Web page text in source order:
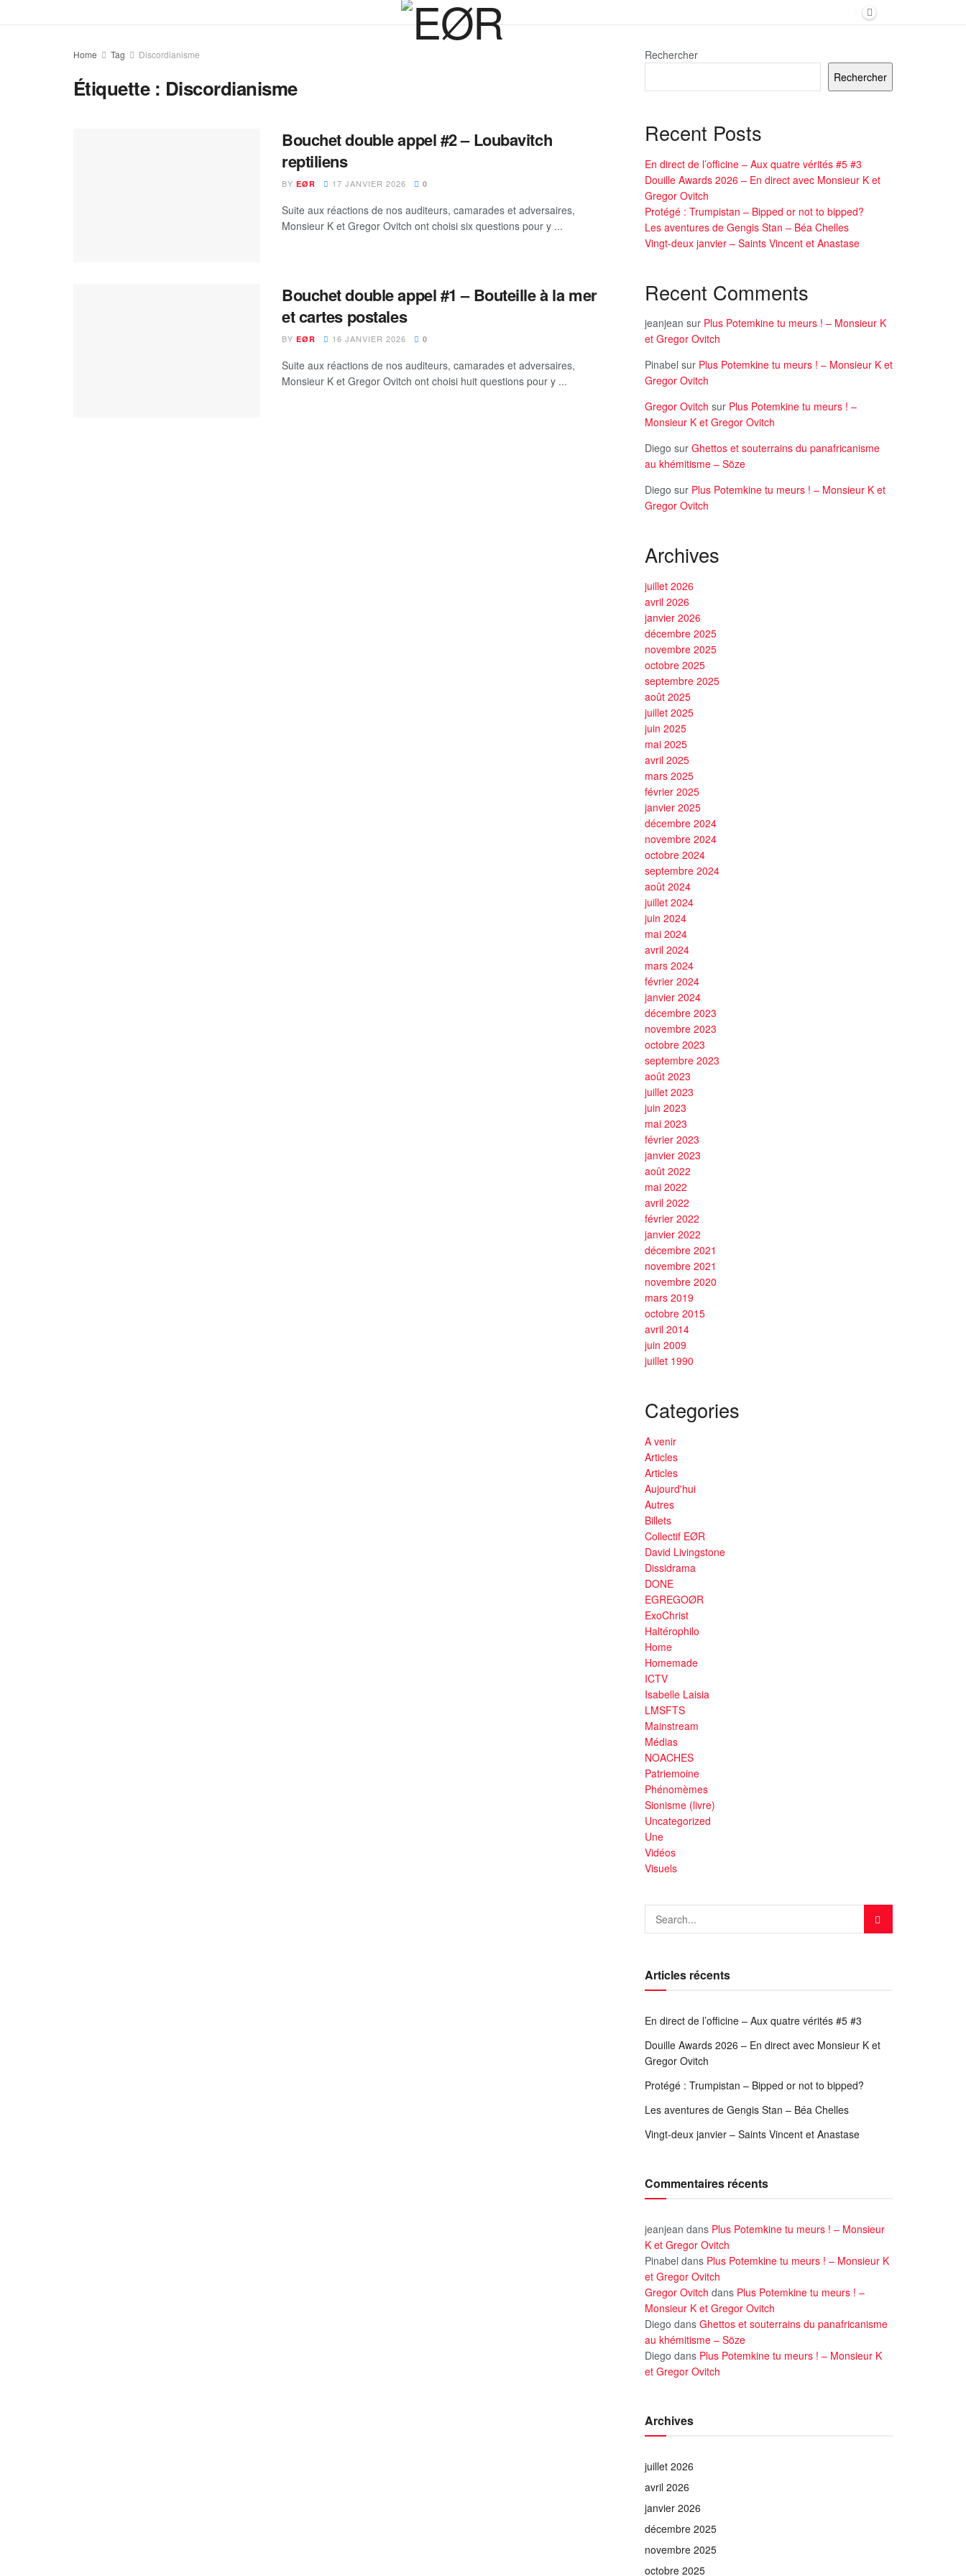
Home Tag Discordianisme
Étiquette : Discordianisme
Bouchet double appel #2 – Loubavitch
reptiliens
BY EØR 17 JANVIER 2026 0
Suite aux réactions de nos auditeurs, camarades et adversaires,
Monsieur K et Gregor Ovitch ont choisi six questions pour y ...
Bouchet double appel #1 – Bouteille à la mer
et cartes postales
BY EØR 16 JANVIER 2026 0
Suite aux réactions de nos auditeurs, camarades et adversaires,
Monsieur K et Gregor Ovitch ont choisi huit questions pour y ...
Rechercher
Rechercher
Recent Posts
En direct de l’officine – Aux quatre vérités #5 #3
Douille Awards 2026 – En direct avec Monsieur K et
Gregor Ovitch
Protégé : Trumpistan – Bipped or not to bipped?
Les aventures de Gengis Stan – Béa Chelles
Vingt-deux janvier – Saints Vincent et Anastase
Recent Comments
jeanjean sur Plus Potemkine tu meurs ! – Monsieur K
et Gregor Ovitch
Pinabel sur Plus Potemkine tu meurs ! – Monsieur K et
Gregor Ovitch
Gregor Ovitch sur Plus Potemkine tu meurs ! –
Monsieur K et Gregor Ovitch
Diego sur Ghettos et souterrains du panafricanisme
au khémitisme – Söze
Diego sur Plus Potemkine tu meurs ! – Monsieur K et
Gregor Ovitch
Archives
juillet 2026
avril 2026
janvier 2026
décembre 2025
novembre 2025
octobre 2025
septembre 2025
août 2025
juillet 2025
juin 2025
mai 2025
avril 2025
mars 2025
février 2025
janvier 2025
décembre 2024
novembre 2024
octobre 2024
septembre 2024
août 2024
juillet 2024
juin 2024
mai 2024
avril 2024
mars 2024
février 2024
janvier 2024
décembre 2023
novembre 2023
octobre 2023
septembre 2023
août 2023
juillet 2023
juin 2023
mai 2023
février 2023
janvier 2023
août 2022
mai 2022
avril 2022
février 2022
janvier 2022
décembre 2021
novembre 2021
novembre 2020
mars 2019
octobre 2015
avril 2014
juin 2009
juillet 1990
Categories
A venir
Articles
Articles
Aujourd'hui
Autres
Billets
Collectif EØR
David Livingstone
Dissidrama
DONE
EGREGOØR
ExoChrist
Haltérophilo
Home
Homemade
ICTV
Isabelle Laisia
LMSFTS
Mainstream
Médias
NOACHES
Patriemoine
Phénomèmes
Sionisme (livre)
Uncategorized
Une
Vidéos
Visuels
Articles récents
En direct de l’officine – Aux quatre vérités #5 #3
Douille Awards 2026 – En direct avec Monsieur K et
Gregor Ovitch
Protégé : Trumpistan – Bipped or not to bipped?
Les aventures de Gengis Stan – Béa Chelles
Vingt-deux janvier – Saints Vincent et Anastase
Commentaires récents
jeanjean dans Plus Potemkine tu meurs ! – Monsieur
K et Gregor Ovitch
Pinabel dans Plus Potemkine tu meurs ! – Monsieur K
et Gregor Ovitch
Gregor Ovitch dans Plus Potemkine tu meurs ! –
Monsieur K et Gregor Ovitch
Diego dans Ghettos et souterrains du panafricanisme
au khémitisme – Söze
Diego dans Plus Potemkine tu meurs ! – Monsieur K
et Gregor Ovitch
Archives
juillet 2026
avril 2026
janvier 2026
décembre 2025
novembre 2025
octobre 2025